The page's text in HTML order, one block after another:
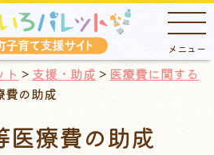
ト > 支援・助成 > 医療費に関する
費の助成
医療費の助成